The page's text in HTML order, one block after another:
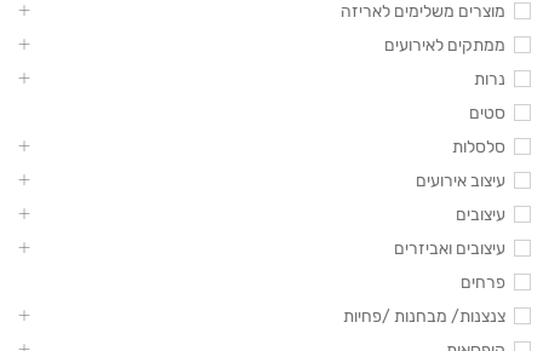
מוצרים משלימים לאריזה
ממתקים לאירועים
נרות
סטים
סלסלות
עיצוב אירועים
עיצובים
עיצובים ואביזרים
פרחים
צנצנות/ מבחנות /פחיות